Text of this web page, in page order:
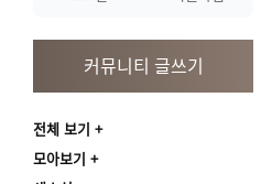
커뮤니티 글쓰기
전체 보기
모아보기